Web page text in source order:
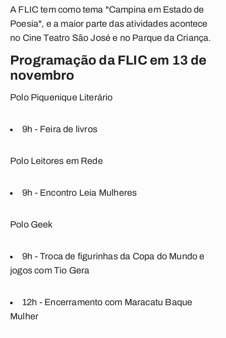
A FLIC tem como tema "Campina em Estado de
Poesia", e a maior parte das atividades acontece
no Cine Teatro São José e no Parque da Criança.
Programação da FLIC em 13 de
novembro
Polo Piquenique Literário
9h - Feira de livros
Polo Leitores em Rede
9h - Encontro Leia Mulheres
Polo Geek
9h - Troca de figurinhas da Copa do Mundo e
jogos com Tio Gera
12h - Encerramento com Maracatu Baque
Mulher